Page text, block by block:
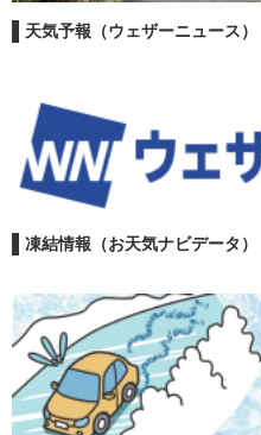
天気予報（ウェザーニュース）
凍結情報（お天気ナビデータ）